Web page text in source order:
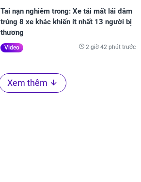
Tai nạn nghiêm trong: Xe tải mất lái đâm
trúng 8 xe khác khiến ít nhất 13 người bị
thương
Video 2 giờ 42 phút trước
Xem thêm